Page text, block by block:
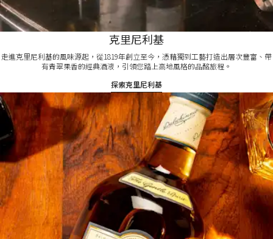
克里尼利基
走進克里尼利基的風味源起，從1819年創立至今，憑藉獨到工藝打造出層次豐富、帶
有青翠果香的經典酒液，引領您踏上高地風格的品酩旅程。
探索克里尼利基​